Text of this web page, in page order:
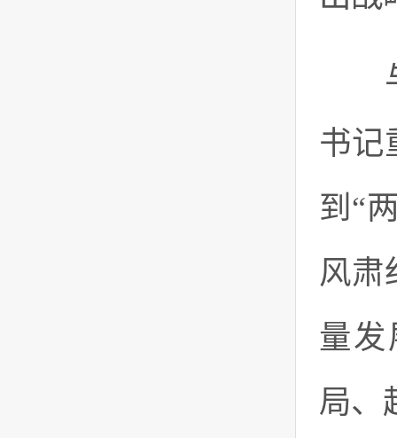
与
书记
到“
风肃
量发
局、